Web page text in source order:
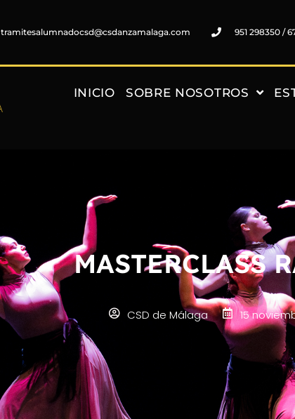
tramitesalumnadocsd@csdanzamalaga.com 951 298350 /
INICIO SOBRE NOSOTROS
MASTERCLASS
CSD de Málaga 15